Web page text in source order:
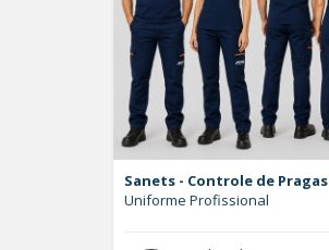
Sanets - Controle de Pragas
Uniforme Profissional